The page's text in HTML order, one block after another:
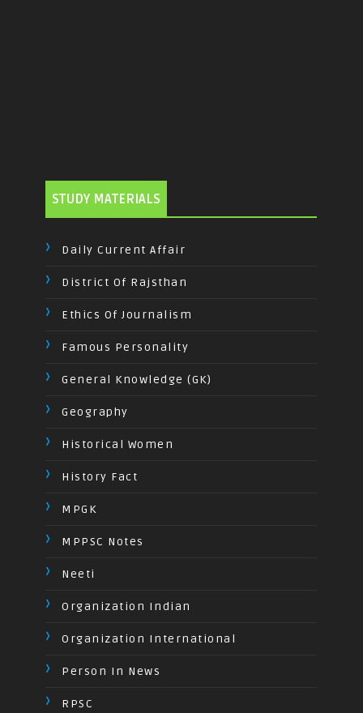
STUDY MATERIALS
Daily Current Affair
District Of Rajsthan
Ethics Of Journalism
Famous Personality
General Knowledge (GK)
Geography
Historical Women
History Fact
MPGK
MPPSC Notes
Neeti
Organization Indian
Organization International
Person In News
RPSC